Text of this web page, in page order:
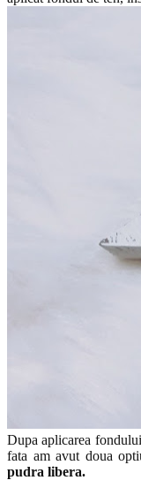
Dupa aplicarea
fata am avut doua
pudra libera.